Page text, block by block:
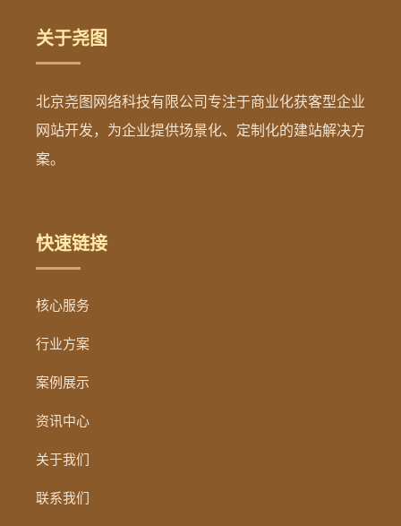
关于尧图
北京尧图网络科技有限公司专注于商业化获客型企业
网站开发，为企业提供场景化、定制化的建站解决方
案。
快速链接
核心服务
行业方案
案例展示
资讯中心
关于我们
联系我们